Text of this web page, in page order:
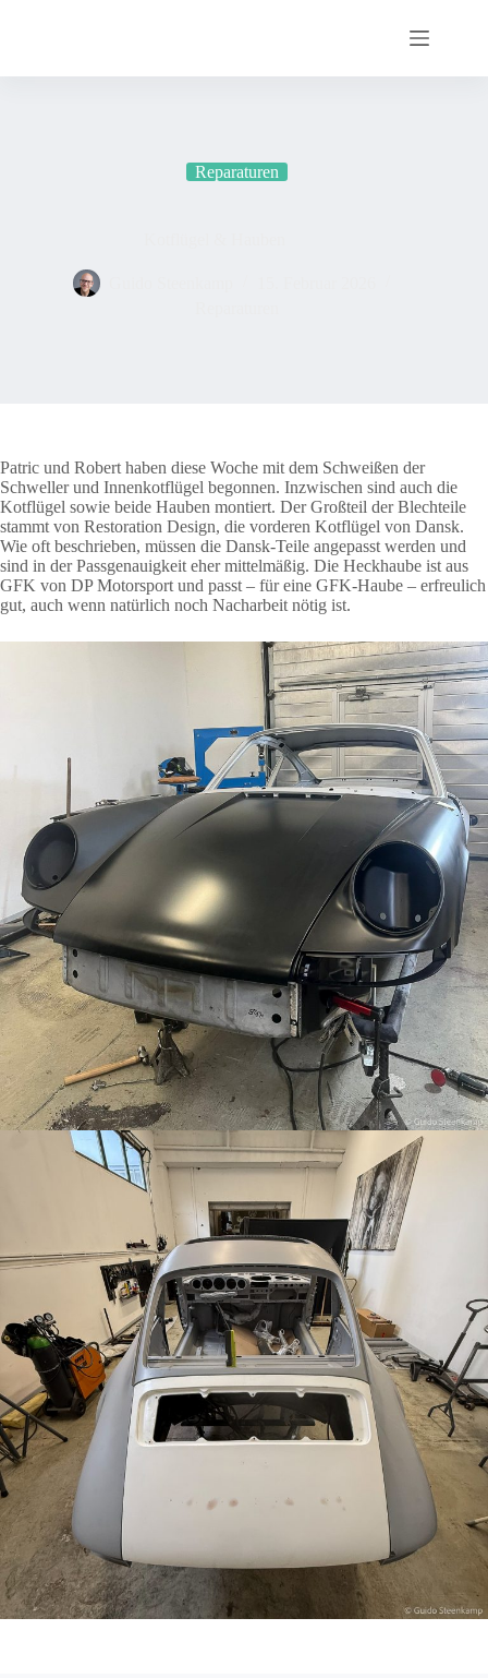
Reparaturen
Patric und Robert haben diese Woche mit dem Schweißen der
Schweller und Innenkotflügel begonnen. Inzwischen sind auch die
Kotflügel sowie beide Hauben montiert. Der Großteil der Blechteile
stammt von Restoration Design, die vorderen Kotflügel von Dansk.
Wie oft beschrieben, müssen die Dansk-Teile angepasst werden und
sind in der Passgenauigkeit eher mittelmäßig. Die Heckhaube ist aus
GFK von DP Motorsport und passt – für eine GFK-Haube – erfreulich
gut, auch wenn natürlich noch Nacharbeit nötig ist.